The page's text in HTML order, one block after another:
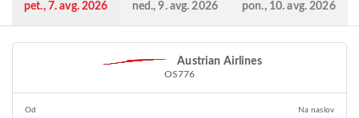
pet., 7. avg. 2026 ned., 9. avg. 2026 pon., 10. avg. 2026
Austrian Airlines
OS776
Od
Na naslov